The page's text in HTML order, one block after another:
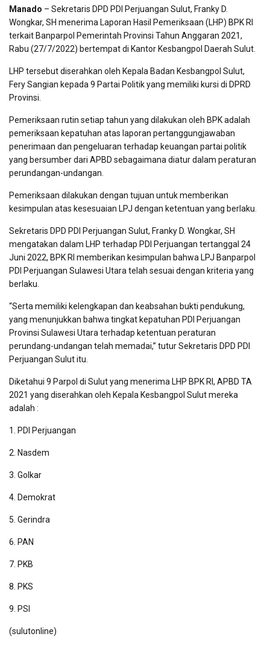
Manado – Sekretaris DPD PDI Perjuangan Sulut, Franky D.
Wongkar, SH menerima Laporan Hasil Pemeriksaan (LHP) BPK RI
terkait Banparpol Pemerintah Provinsi Tahun Anggaran 2021,
Rabu (27/7/2022) bertempat di Kantor Kesbangpol Daerah Sulut.
LHP tersebut diserahkan oleh Kepala Badan Kesbangpol Sulut,
Fery Sangian kepada 9 Partai Politik yang memiliki kursi di DPRD
Provinsi.
Pemeriksaan rutin setiap tahun yang dilakukan oleh BPK adalah
pemeriksaan kepatuhan atas laporan pertanggungjawaban
penerimaan dan pengeluaran terhadap keuangan partai politik
yang bersumber dari APBD sebagaimana diatur dalam peraturan
perundangan-undangan.
Pemeriksaan dilakukan dengan tujuan untuk memberikan
kesimpulan atas kesesuaian LPJ dengan ketentuan yang berlaku.
Sekretaris DPD PDI Perjuangan Sulut, Franky D. Wongkar, SH
mengatakan dalam LHP terhadap PDI Perjuangan tertanggal 24
Juni 2022, BPK RI memberikan kesimpulan bahwa LPJ Banparpol
PDI Perjuangan Sulawesi Utara telah sesuai dengan kriteria yang
berlaku.
“Serta memiliki kelengkapan dan keabsahan bukti pendukung,
yang menunjukkan bahwa tingkat kepatuhan PDI Perjuangan
Provinsi Sulawesi Utara terhadap ketentuan peraturan
perundang-undangan telah memadai,” tutur Sekretaris DPD PDI
Perjuangan Sulut itu.
Diketahui 9 Parpol di Sulut yang menerima LHP BPK RI, APBD TA
2021 yang diserahkan oleh Kepala Kesbangpol Sulut mereka
adalah :
1. PDI Perjuangan
2. Nasdem
3. Golkar
4. Demokrat
5. Gerindra
6. PAN
7. PKB
8. PKS
9. PSI
(sulutonline)